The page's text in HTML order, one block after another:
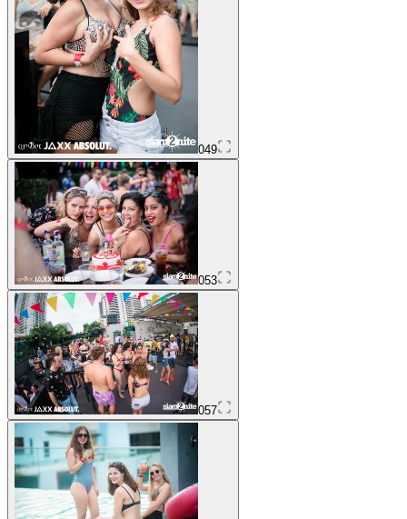
049
053
057